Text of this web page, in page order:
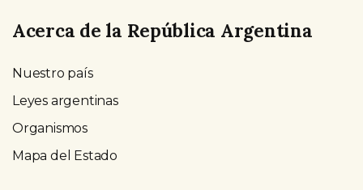
Acerca de la República Argentina
Nuestro país
Leyes argentinas
Organismos
Mapa del Estado